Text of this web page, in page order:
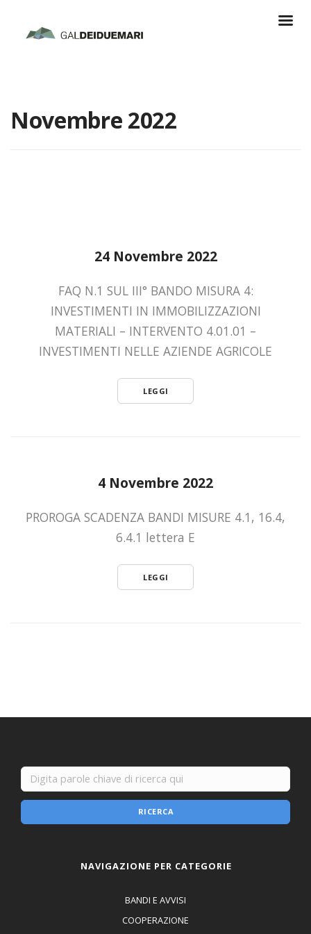
Novembre 2022
24 Novembre 2022
FAQ N.1 SUL III° BANDO MISURA 4:
INVESTIMENTI IN IMMOBILIZZAZIONI
MATERIALI – INTERVENTO 4.01.01 –
INVESTIMENTI NELLE AZIENDE AGRICOLE
LEGGI
4 Novembre 2022
PROROGA SCADENZA BANDI MISURE 4.1, 16.4,
6.4.1 lettera E
LEGGI
RICERCA
NAVIGAZIONE PER CATEGORIE
BANDI E AVVISI
COOPERAZIONE